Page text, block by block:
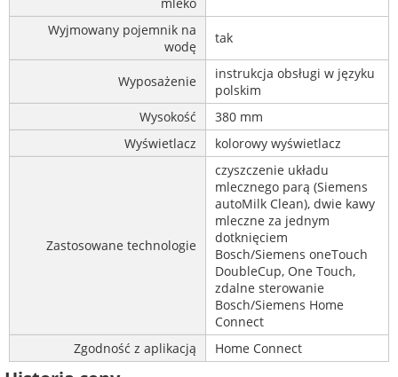
Wyjmowany pojemnik na
wodę
tak
Wyposażenie
instrukcja obsługi w języku
polskim
Wysokość
380 mm
Wyświetlacz
kolorowy wyświetlacz
Zastosowane technologie
czyszczenie układu
mlecznego parą (Siemens
autoMilk Clean), dwie kawy
mleczne za jednym
dotknięciem
Bosch/Siemens oneTouch
DoubleCup, One Touch,
zdalne sterowanie
Bosch/Siemens Home
Connect
Zgodność z aplikacją
Home Connect